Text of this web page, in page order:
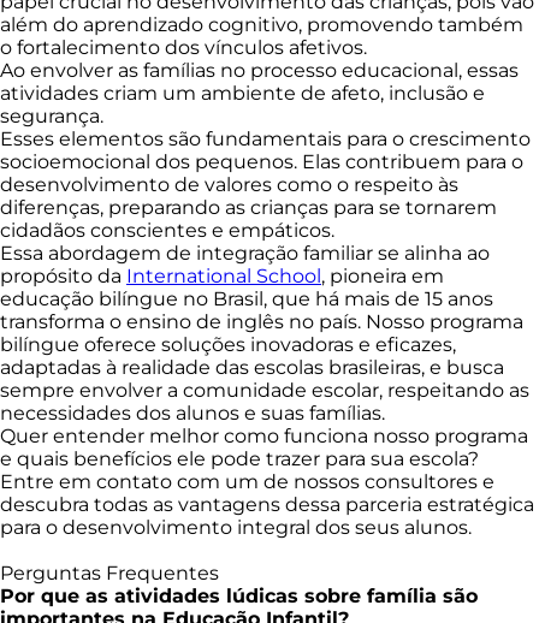
além do aprendizado cognitivo, promovendo também
o fortalecimento dos vínculos afetivos.
Ao envolver as famílias no processo educacional, essas
atividades criam um ambiente de afeto, inclusão e
segurança.
Esses elementos são fundamentais para o crescimento
socioemocional dos pequenos. Elas contribuem para o
desenvolvimento de valores como o respeito às
diferenças, preparando as crianças para se tornarem
cidadãos conscientes e empáticos.
Essa abordagem de integração familiar se alinha ao
propósito da International School, pioneira em
educação bilíngue no Brasil, que há mais de 15 anos
transforma o ensino de inglês no país. Nosso programa
bilíngue oferece soluções inovadoras e eficazes,
adaptadas à realidade das escolas brasileiras, e busca
sempre envolver a comunidade escolar, respeitando as
necessidades dos alunos e suas famílias.
Quer entender melhor como funciona nosso programa
e quais benefícios ele pode trazer para sua escola?
Entre em contato com um de nossos consultores e
descubra todas as vantagens dessa parceria estratégica
para o desenvolvimento integral dos seus alunos.
Perguntas Frequentes
Por que as atividades lúdicas sobre família são